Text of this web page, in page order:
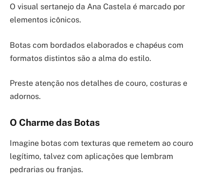
O visual sertanejo da Ana Castela é marcado por
elementos icônicos.
Botas com bordados elaborados e chapéus com
formatos distintos são a alma do estilo.
Preste atenção nos detalhes de couro, costuras e
adornos.
O Charme das Botas
Imagine botas com texturas que remetem ao couro
legítimo, talvez com aplicações que lembram
pedrarias ou franjas.